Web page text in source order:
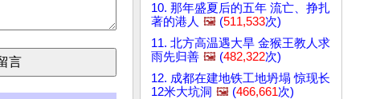
10. 那年盛夏后的五年 流亡、挣扎
著的港人 🖼️ (511,533次)
11. 北方高温遇大旱 金猴王教人求
雨先归善 🖼️ (482,322次)
12. 成都在建地铁工地坍塌 惊现长
12米大坑洞 🖼️ (466,661次)